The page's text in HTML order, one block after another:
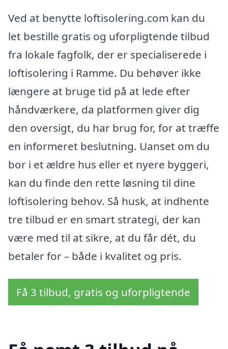
Ved at benytte loftisolering.com kan du
let bestille gratis og uforpligtende tilbud
fra lokale fagfolk, der er specialiserede i
loftisolering i Ramme. Du behøver ikke
længere at bruge tid på at lede efter
håndværkere, da platformen giver dig
den oversigt, du har brug for, for at træffe
en informeret beslutning. Uanset om du
bor i et ældre hus eller et nyere byggeri,
kan du finde den rette løsning til dine
loftisolering behov. Så husk, at indhente
tre tilbud er en smart strategi, der kan
være med til at sikre, at du får dét, du
betaler for – både i kvalitet og pris.
Få 3 tilbud, gratis og uforpligtende